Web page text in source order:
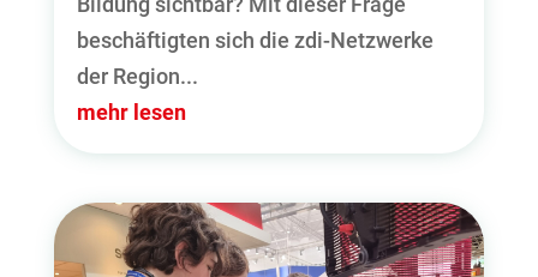
beschäftigten sich die zdi-Netzwerke
der Region...
mehr lesen